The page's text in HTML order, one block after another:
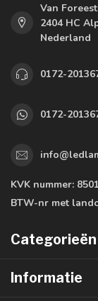
Van
2404 HC
Nederland
0172-
0172-
KVK nummer:
BTW-nr met
Categorieën
Informatie